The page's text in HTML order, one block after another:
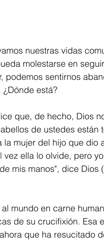
nuestras vidas
molestarse en
podemos sentirnos
está?
que, de hecho, Dios
de ustedes están
mujer del hijo que dio
ella lo olvide, pero
mis manos", dice Dios
mundo en carne
de su crucifixión. Esa
que ha resucitado